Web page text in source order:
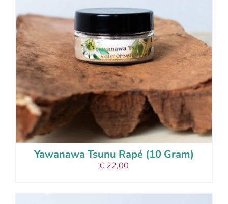
Yawanawa Tsunu Rapé (10 Gram)
€ 22,00